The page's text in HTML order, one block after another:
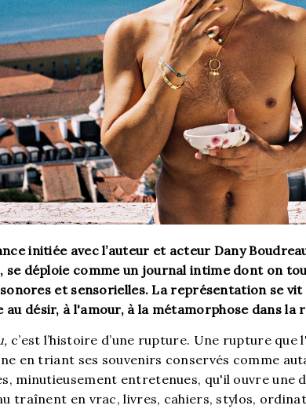
initiée avec l’auteur et acteur Dany
se déploie comme un journal intime dont on
et sensorielles. La représentation se
au désir, à l'amour, à la métamorphose dans la
c’est l’histoire d’une rupture. Une rupture
en triant ses souvenirs conservés comme
minutieusement entretenues, qu'il ouvre une
traînent en vrac, livres, cahiers, stylos,